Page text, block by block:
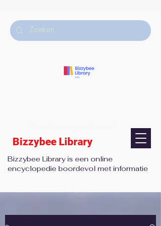
Bizzybee Library is een online
encyclopedie boordevol met informatie
Bizzybee Library